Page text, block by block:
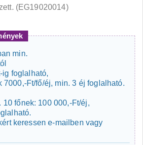
(EG19020014)
min.
ig foglalható,
7000,-Ft/fő/éj, min. 3 éj foglalható.
10 főnek: 100 000,-Ft/éj,
keressen e-mailben vagy